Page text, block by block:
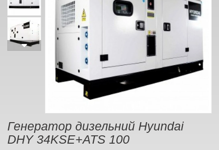
Генератор дизельний Hyundai
DHY 34KSE+ATS 100